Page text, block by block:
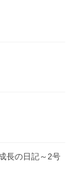
長の日記～2号